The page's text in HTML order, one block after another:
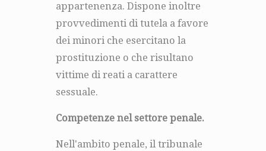
appartenenza. Dispone inoltre
provvedimenti di tutela a favore
dei minori che esercitano la
prostituzione o che risultano
vittime di reati a carattere
sessuale.
Competenze nel settore penale.
Nell'ambito penale, il tribunale